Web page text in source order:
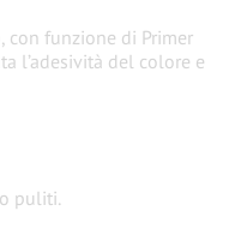
con funzione di Primer
l’adesività del colore e
puliti.